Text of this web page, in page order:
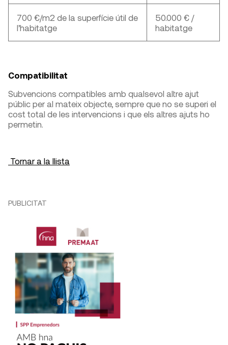
700 €/m2 de la superfície útil de
l’habitatge
50.000 € /
habitatge
Compatibilitat
Subvencions compatibles amb qualsevol altre ajut
públic per al mateix objecte, sempre que no se superi el
cost total de les intervencions i que els altres ajuts ho
permetin.
Tornar a la llista
PUBLICITAT